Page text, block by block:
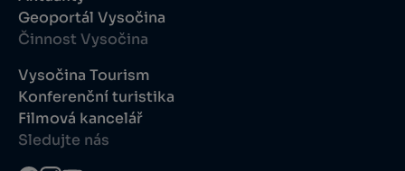
Geoportál Vysočina
Činnost Vysočina
Vysočina Tourism
Konferenční turistika
Filmová kancelář
Sledujte nás